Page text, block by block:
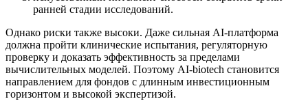
ранней стадии исследований.
Однако риски также высоки. Даже сильная AI-платформа
должна пройти клинические испытания, регуляторную
проверку и доказать эффективность за пределами
вычислительных моделей. Поэтому AI-biotech становится
направлением для фондов с длинным инвестиционным
горизонтом и высокой экспертизой.